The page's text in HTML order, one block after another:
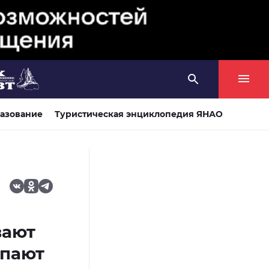
Туристическая энциклопедия ЯНАО